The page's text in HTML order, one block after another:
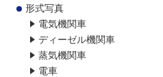
形式写真
電気機関車
ディーゼル機関車
蒸気機関車
電車